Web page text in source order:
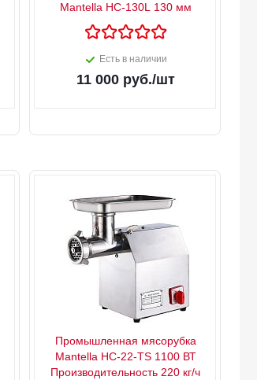
Mantella HC-130L 130 мм
Есть в наличии
11 000руб./шт
Промышленная мясорубка
Mantella HC-22-TS 1100 ВТ
Производительность 220 кг/ч